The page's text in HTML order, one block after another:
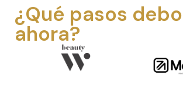
¿Qué pasos
ahora?